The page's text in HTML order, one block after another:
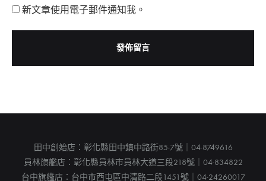
新文章使用電子郵件通知我。
田中創始店：彰化縣田中鎮中路街85-7號｜04-8749616
員林旗艦店：彰化縣員林市員林大道三段218號｜04-834822
台中旗艦店：台中市西屯區中清路二段1451號｜04-24260017